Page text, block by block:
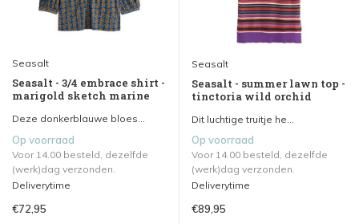
Seasalt
Seasalt - 3/4 embrace shirt -
marigold sketch marine
Deze donkerblauwe bloes...
Op voorraad
Voor 14.00 besteld, dezelfde
(werk)dag verzonden.
Deliverytime
€72,95
Seasalt
Seasalt - summer lawn top -
tinctoria wild orchid
Dit luchtige truitje he...
Op voorraad
Voor 14.00 besteld, dezelfde
(werk)dag verzonden.
Deliverytime
€89,95